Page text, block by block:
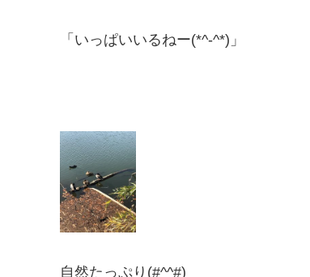
「いっぱいいるねー(*^-^*)」
自然たっぷり(#^^#)